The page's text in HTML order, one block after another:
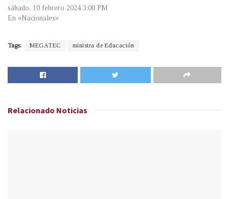
sábado, 10 febrero 2024 3:00 PM
En «Nacionales»
Tags: MEGATEC ministra de Educación
Relacionado Noticias